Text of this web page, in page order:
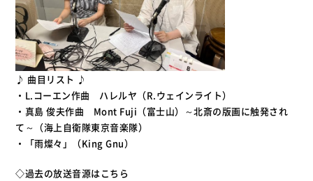
♪ 曲目リスト ♪
・L.コーエン作曲 ハレルヤ（R.ウェインライト）
・真島 俊夫作曲 Mont Fuji（富士山）～北斎の版画に触発され
て～（海上自衛隊東京音楽隊）
・「雨燦々」（King Gnu）
◇過去の放送音源はこちら